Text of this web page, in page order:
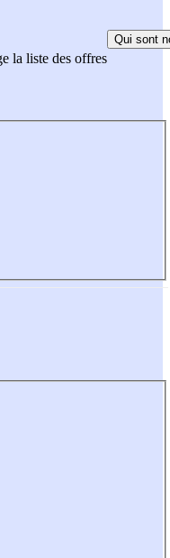
la liste des offres
Qui sont